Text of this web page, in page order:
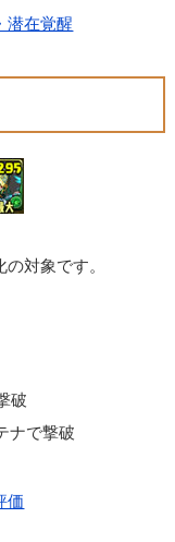
潜在覚醒
対象です。
破
ナで撃破
価